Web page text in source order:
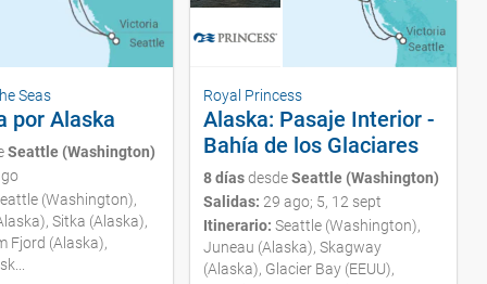
Seas
por Alaska
Seattle (Washington)
(Washington),
Sitka (Alaska),
Fjord (Alaska),
Royal Princess
Alaska: Pasaje Interior -
Bahía de los Glaciares
8 díasdesdeSeattle (Washington)
Salidas: 29 ago; 5, 12 sept
Itinerario: Seattle (Washington),
Juneau (Alaska), Skagway
(Alaska), Glacier Bay (EEUU),